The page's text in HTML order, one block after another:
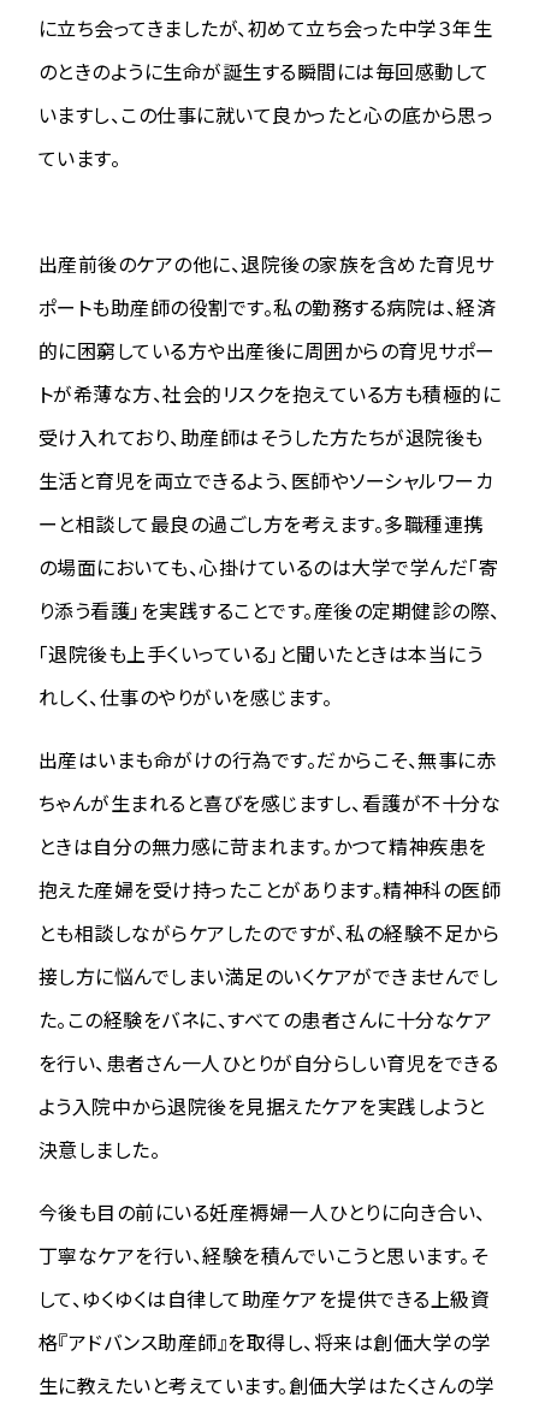
に立ち会ってきましたが、初めて立ち会った中学３年生
のときのように生命が誕生する瞬間には毎回感動して
いますし、この仕事に就いて良かったと心の底から思っ
ています。
出産前後のケアの他に、退院後の家族を含めた育児サ
ポートも助産師の役割です。私の勤務する病院は、経済
的に困窮している方や出産後に周囲からの育児サポー
トが希薄な方、社会的リスクを抱えている方も積極的に
受け入れており、助産師はそうした方たちが退院後も
生活と育児を両立できるよう、医師やソーシャルワーカ
ーと相談して最良の過ごし方を考えます。多職種連携
の場面においても、心掛けているのは大学で学んだ「寄
り添う看護」を実践することです。産後の定期健診の際、
「退院後も上手くいっている」と聞いたときは本当にう
れしく、仕事のやりがいを感じます。
出産はいまも命がけの行為です。だからこそ、無事に赤
ちゃんが生まれると喜びを感じますし、看護が不十分な
ときは自分の無力感に苛まれます。かつて精神疾患を
抱えた産婦を受け持ったことがあります。精神科の医師
とも相談しながらケアしたのですが、私の経験不足から
接し方に悩んでしまい満足のいくケアができませんでし
た。この経験をバネに、すべての患者さんに十分なケア
を行い、患者さん一人ひとりが自分らしい育児をできる
よう入院中から退院後を見据えたケアを実践しようと
決意しました。
今後も目の前にいる妊産褥婦一人ひとりに向き合い、
丁寧なケアを行い、経験を積んでいこうと思います。そ
して、ゆくゆくは自律して助産ケアを提供できる上級資
格『アドバンス助産師』を取得し、将来は創価大学の学
生に教えたいと考えています。創価大学はたくさんの学